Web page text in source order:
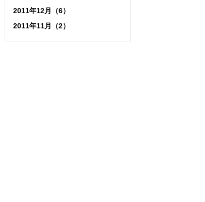
2011年12月（6）
2011年11月（2）